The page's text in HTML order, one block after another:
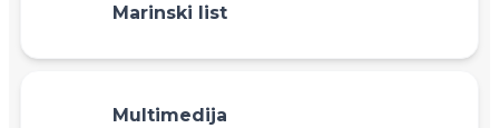
Marinski list
Multimedija